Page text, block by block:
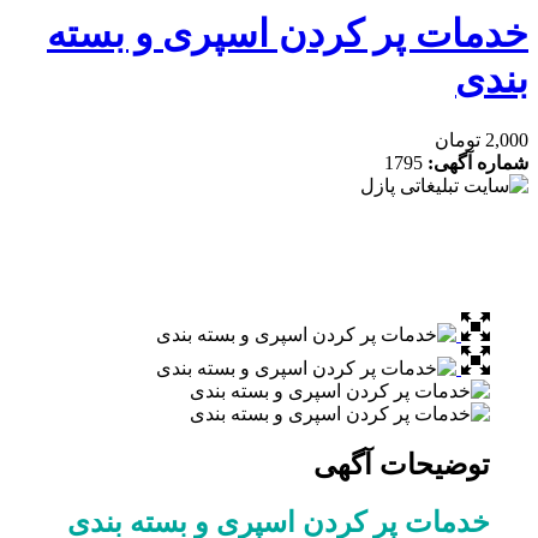
پر کردن اسپری و بسته
آگهی:1795
توضیحات آگهی
خدمات پر کردن اسپری و بسته بندی